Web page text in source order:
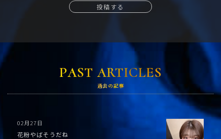
投稿する
PAST ARTICLES
過去の記事
02月27日
花粉やばそうだね